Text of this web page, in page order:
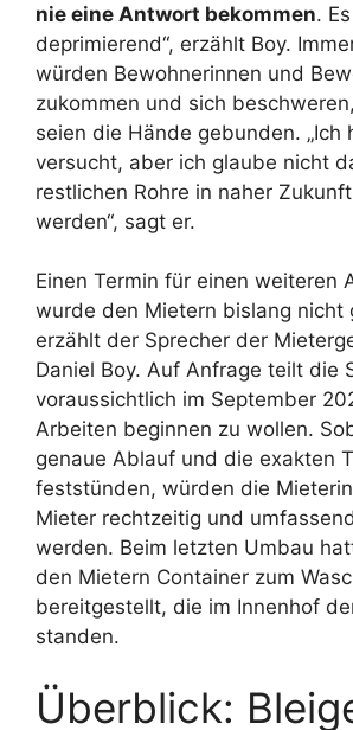
nie eine Antwort bekommen.
deprimierend“, erzählt Boy.
würden Bewohnerinnen und
zukommen und sich
seien die Hände gebunden. „Ich
versucht, aber ich glaube nicht
restlichen Rohre in naher
werden“, sagt er.
Einen Termin für einen weiteren
wurde den Mietern bislang nicht
erzählt der Sprecher der
Daniel Boy. Auf Anfrage teilt die
voraussichtlich im September
Arbeiten beginnen zu wollen.
genaue Ablauf und die exakten
feststünden, würden die
Mieter rechtzeitig und
werden. Beim letzten Umbau
den Mietern Container zum
bereitgestellt, die im Innenhof
standen.
Überblick: